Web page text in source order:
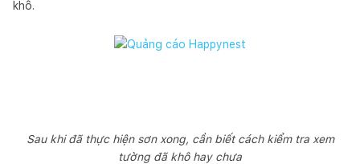
khô.
Sau khi đã thực hiện sơn xong, cần biết cách kiểm tra xem
tường đã khô hay chưa